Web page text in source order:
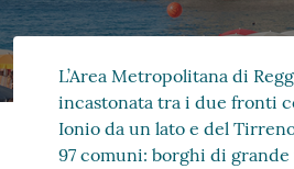
L’Area Metropolitana di
incastonata tra i due fronti
Ionio da un lato e del
97 comuni: borghi di